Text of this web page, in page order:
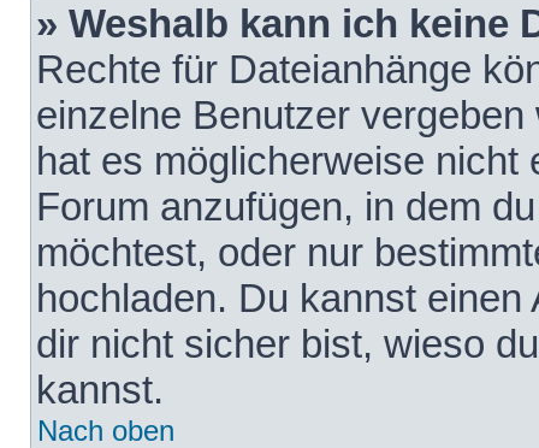
» Weshalb kann ich keine
Rechte für Dateianhänge
einzelne Benutzer
hat es möglicherweise nicht
Forum anzufügen, in dem
möchtest, oder nur
hochladen. Du kannst
dir nicht sicher bist, wieso
kannst.
Nach oben